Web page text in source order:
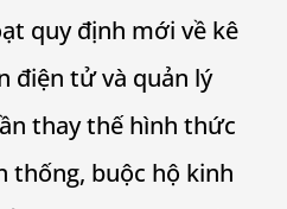
quy định mới về kê
điện tử và quản lý
thay thế hình thức
thống, buộc hộ kinh